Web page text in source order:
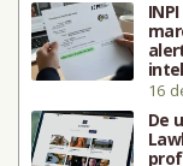
16
De